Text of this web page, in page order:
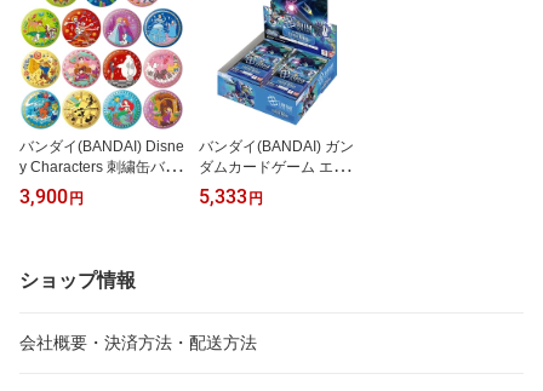
バンダイ(BANDAI) Disne
y Characters 刺繍缶バッ
ジビスケット2 食玩 【B
OX販売/12個セット】
3,900円
バンダイ(BANDAI) ガン
ダムカードゲーム エクス
トラブースター SDガン
ダム ジージェネレーショ
5,333円
ショップ情報
会社概要・決済方法・配送方法